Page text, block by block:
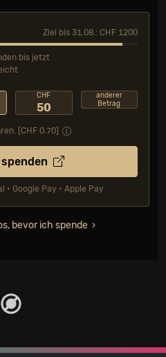
Ziel bis 31.08.: CHF 1200
bis jetzt
CHF
50
anderer
Betrag
[CHF 0.70
spenden
• Google Pay • Apple Pay
bevor ich spende